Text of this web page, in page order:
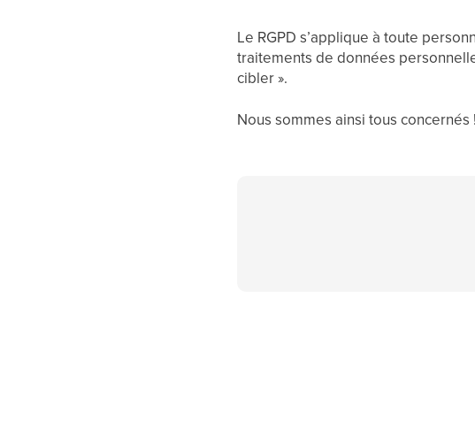
Le RGPD s’applique à toute
traitements de données
cibler ».
Nous sommes ainsi tous concernés !